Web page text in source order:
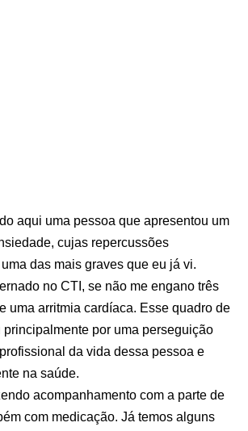
aqui uma pessoa que apresentou um
cujas repercussões
das mais graves que eu já vi.
no CTI, se não me engano três
uma arritmia cardíaca. Esse quadro de
por uma perseguição
da vida dessa pessoa e
na saúde.
acompanhamento com a parte de
com medicação. Já temos alguns